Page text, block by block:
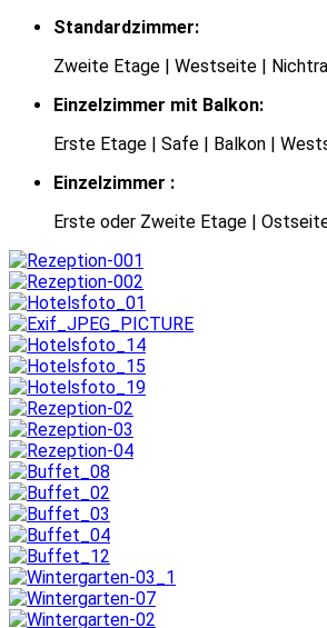
Standardzimmer:
Zweite Etage | Westseite |
Einzelzimmer mit Balkon:
Erste Etage | Safe | Balkon |
Einzelzimmer :
Erste oder Zweite Etage |